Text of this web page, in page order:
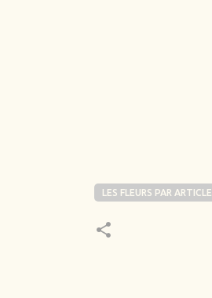
LES FLEURS PAR ARTICLE